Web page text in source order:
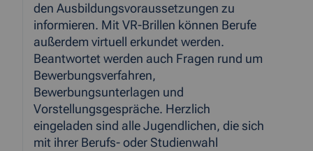
den Ausbildungsvoraussetzungen zu
informieren. Mit VR-Brillen können Berufe
außerdem virtuell erkundet werden.
Beantwortet werden auch Fragen rund um
Bewerbungsverfahren,
Bewerbungsunterlagen und
Vorstellungsgespräche. Herzlich
eingeladen sind alle Jugendlichen, die sich
mit ihrer Berufs- oder Studienwahl